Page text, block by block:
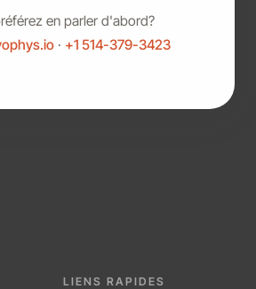
en parler d'abord?
· +1 514-379-3423
LIENS RAPIDES